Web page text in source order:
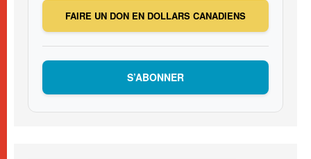
FAIRE UN DON EN DOLLARS CANADIENS
S’ABONNER